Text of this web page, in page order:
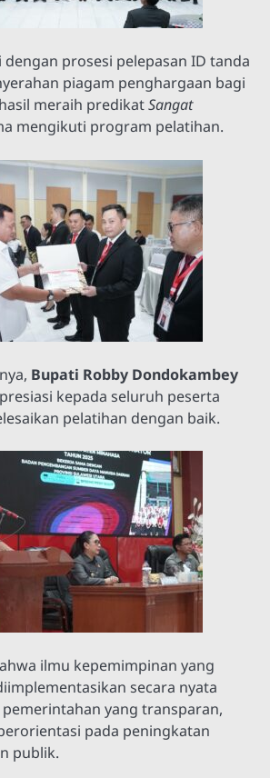
prosesi pelepasan ID tanda
piagam penghargaan bagi
meraih predikatSangat
mengikuti program pelatihan.
Bupati Robby Dondokambey
kepada seluruh peserta
pelatihan dengan baik.
ilmu kepemimpinan yang
secara nyata
yang transparan,
pada peningkatan
publik.